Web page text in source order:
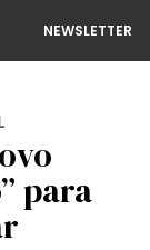
NEWSLETTER
para